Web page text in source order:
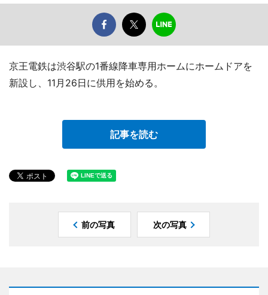
京王電鉄は渋谷駅の1番線降車専用ホームにホームドアを
新設し、11月26日に供用を始める。
記事を読む
前の写真 次の写真